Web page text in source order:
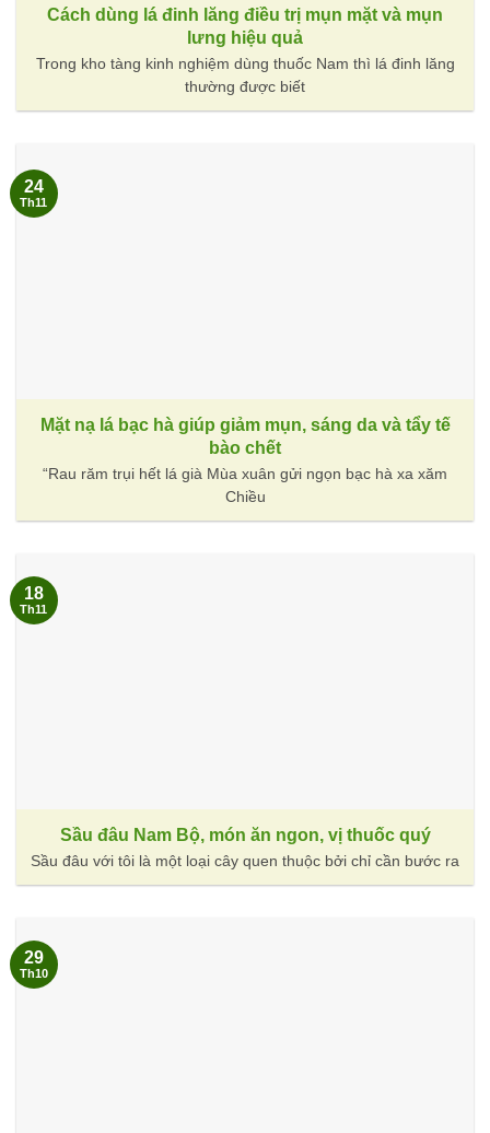
Cách dùng lá đinh lăng điều trị mụn mặt và mụn
lưng hiệu quả
Trong kho tàng kinh nghiệm dùng thuốc Nam thì lá đinh lăng
thường được biết
Mặt nạ lá bạc hà giúp giảm mụn, sáng da và tẩy tế
bào chết
“Rau răm trụi hết lá già Mùa xuân gửi ngọn bạc hà xa xăm
Chiều
24
Th11
Sầu đâu Nam Bộ, món ăn ngon, vị thuốc quý
Sầu đâu với tôi là một loại cây quen thuộc bởi chỉ cần bước ra
18
Th11
29
Th10